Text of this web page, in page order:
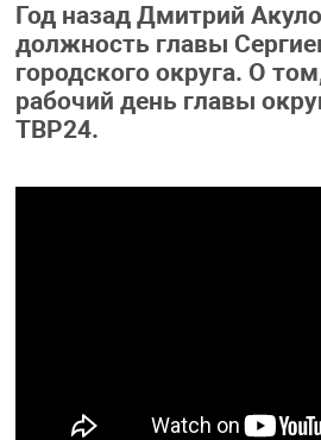
Год назад Дмитрий
должность главы
городского округа. О
рабочий день главы
ТВР24.